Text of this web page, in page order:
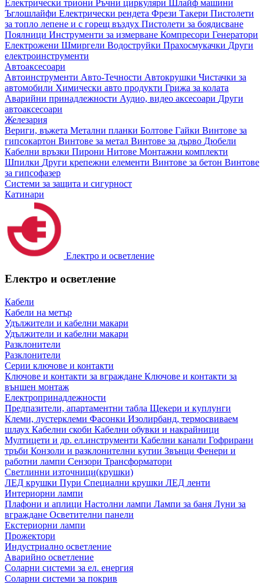
Електрически триони Ръчни циркуляри
Шлайф машини
Ъглошлайфи Електрически рендета Фрези Такери Пистолети
за топло лепене и с горещ въздух Пистолети за боядисване
Поялници Инструменти за измерване Компресори Генератори
Електрожени Шмиргели Водоструйки Прахосмукачки Други
електроинструменти
Автоаксесоари
Автоинструменти Авто-Течности Автокрушки Чистачки за
автомобили Химически авто продукти Грижа за колата
Аварийни принадлежности Аудио, видео аксесоари Други
автоаксесоари
Железария
Вериги, въжета Метални планки Болтове Гайки Винтове за
гипсокартон Винтове за метал Винтове за дърво Дюбели
Кабелни връзки Пирони Нитове Монтажни комплекти
Шпилки Други крепежни елементи Винтове за бетон Винтове
за гипсофазер
Системи за защита и сигурност
Катинари
Електро и осветление
Електро и осветление
Кабели
Кабели на метър
Удължители и кабелни макари
Удължители и кабелни макари
Разклонители
Разклонители
Серии ключове и контакти
Ключове и контакти за вграждане Ключове и контакти за
външен монтаж
Електропринадлежности
Предпазители, апартаментни табла Щекери и куплунги
Клеми, лустерклеми Фасонки Изолирбанд, термосвиваем
шлаух Кабелни скоби Кабелни обувки и накрайници
Мултицети и др. ел.инструменти Кабелни канали Гофрирани
тръби Конзоли и разклонителни кутии Звънци Фенери и
работни лампи Сензори Трансформатори
Светлинни източници(крушки)
ЛЕД крушки Пури Специални крушки ЛЕД ленти
Интериорни лампи
Плафони и аплици Настолни лампи Лампи за баня Луни за
вграждане Осветителни панели
Екстериорни лампи
Прожектори
Индустриално осветление
Аварийно осветление
Соларни системи за ел. енергия
Соларни системи за покрив